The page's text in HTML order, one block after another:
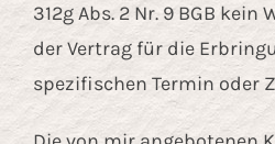
312g Abs. 2 Nr. 9 BGB
der Vertrag für die
spezifischen Termin oder